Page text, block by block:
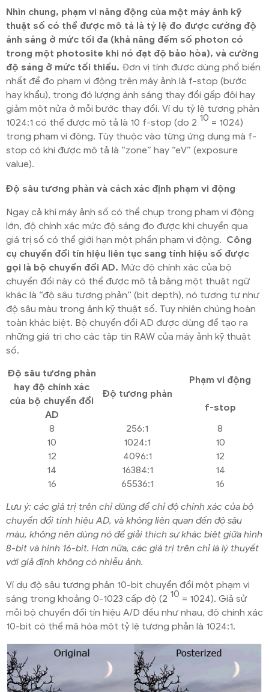
Nhìn chung, phạm vi năng động của một máy ảnh kỹ
thuật số có thể được mô tả là tỷ lệ đo được cường độ
ánh sáng ở mức tối đa (khả năng đếm số photon có
trong một photosite khi nó đạt độ bảo hòa), và cường
độ sáng ở mức tối thiểu. Đơn vị tính được dùng phổ biến
nhất để đo phạm vi động trên máy ảnh là f-stop (bước
hay khẩu), trong đó lượng ánh sáng thay đổi gấp đôi hay
giảm một nửa ở mỗi bước thay đổi. Ví dụ tỷ lệ tương phản
1024:1 có thể được mô tả là 10 f-stop (do 2 10 = 1024)
trong phạm vi động. Tùy thuộc vào từng ứng dụng mà f-
stop có khi được mô tả là “zone” hay “eV” (exposure
value).
Độ sâu tương phản và cách xác định phạm vi động
Ngay cả khi máy ảnh số có thể chụp trong pham vi động
lớn, độ chính xác mức độ sáng đo được khi chuyển qua
giá trị số có thể giới hạn một phần phạm vi động. Công
cụ chuyển đổi tín hiệu liên tục sang tính hiệu số được
gọi là bộ chuyển đổi AD. Mức độ chính xác của bộ
chuyển đổi này có thể được mô tả bằng một thuật ngữ
khác là “độ sâu tương phản” (bit depth), nó tương tự như
độ sâu màu trong ảnh kỹ thuật số. Tuy nhiên chúng hoàn
toàn khác biệt. Bộ chuyển đổi AD được dùng để tạo ra
những giá trị cho các tập tin RAW của máy ảnh kỹ thuật
số.
Độ sâu tương phản
hay độ chính xác
của bộ chuyển đổi
AD
Độ tương phản
Phạm vi động
f-stop
8
256:1
8
10
1024:1
10
12
4096:1
12
14
16384:1
14
16
65536:1
16
Lưu ý: các giá trị trên chỉ dùng để chỉ độ chính xác của bộ
chuyển đổi tính hiệu AD, và không liên quan đến độ sâu
màu, không nên dùng nó để giải thích sự khác biệt giữa hình
8-bit và hình 16-bit. Hơn nữa, các giá trị trên chỉ là lý thuyết
với giả định không có nhiễu ảnh.
Ví dụ độ sâu tương phản 10-bit chuyển đổi một phạm vi
sáng trong khoảng 0-1023 cấp độ (2 10 = 1024). Giả sử
mỗi bộ chuyển đổi tín hiệu A/D đều như nhau, độ chính xác
10-bit có thể mã hóa một tỷ lệ tương phản là 1024:1.